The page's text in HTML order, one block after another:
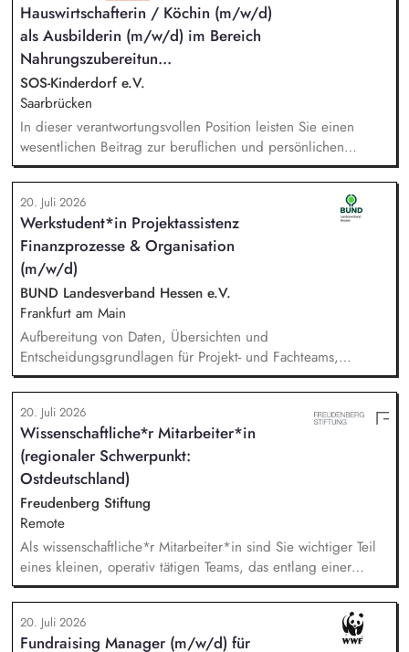
Begleitung der Kinder während der Freispielphasen im
Innen- und Außenbereich - Unterstützung der Kinder bei den
Mahlzeiten - Mithilfe bei hauswirtschaftlichen Tätigkeiten -
Übernahme pflegerischer Aufgaben, z. B. Wickeln sowie das
Begleiten von Toilettengängen - Tätigkeit als Ansprech- und
Spielpartner*in sowie Begleitung der Kinder beim
Beziehungsaufbau
Hauswirtschafterin / Köchin (m/w/d)
als Ausbilderin (m/w/d) im Bereich
Nahrungszubereitun...
SOS-Kinderdorf e.V.
Saarbrücken
In dieser verantwortungsvollen Position leisten Sie einen
wesentlichen Beitrag zur beruflichen und persönlichen
Entwicklung junger Menschen mit besonderem Förderbedarf.
Sie kombinieren Ihre kulinarischen Fähigkeiten mit
pädagogischem Gespür und tragen dazu bei, Perspektiven
zu schaffen, Selbstvertrauen zu stärken und Fähigkeiten zu
entfalten. Sie vermitteln mit Begeisterung praktische und
theoretische Inhalte rund um die Nahrungszubereitung – von
Hygiene bis Menüplanung, von Schneidetechniken bis zur
sensorischen Schulung. Sie fördern gezielt individuelle
Fähigkeiten und stärken Selbstvertrauen, Ausdauer und
Freude am Tun.
20. Juli 2026
Werkstudent*in Projektassistenz
Finanzprozesse & Organisation
(m/w/d)
BUND Landesverband Hessen e.V.
Frankfurt am Main
Aufbereitung von Daten, Übersichten und
Entscheidungsgrundlagen für Projekt- und Fachteams,
Mitarbeit an organisatorischen Konzepten, Abläufen und
Arbeitsdokumenten, Unterstützung im Projektmanagement (z.
B. Protokolle, Aufgabenverfolgung, Terminvorbereitung),
Recherchen zu organisatorischen und finanzbezogenen
Fragestellungen, Pflege und Strukturierung von Projekt- und
Organisationsdokumentationen, allgemeine unterstützende
Tätigkeiten im Bereich Finanzverwaltung und Organisation.
20. Juli 2026
Wissenschaftliche*r Mitarbeiter*in
(regionaler Schwerpunkt:
Ostdeutschland)
Freudenberg Stiftung
Remote
Als wissenschaftliche*r Mitarbeiter*in sind Sie wichtiger Teil
eines kleinen, operativ tätigen Teams, das entlang einer
klaren Programmatik langfristig soziale Innovation
implementiert. Sie unterstützen die Geschäftsführung bei der
Umsetzung der Stiftungsprogrammatik und entwickeln dabei
die Internationalisierungsstrategie der Stiftung weiter. Sie
20. Juli 2026
Fundraising Manager (m/w/d) für